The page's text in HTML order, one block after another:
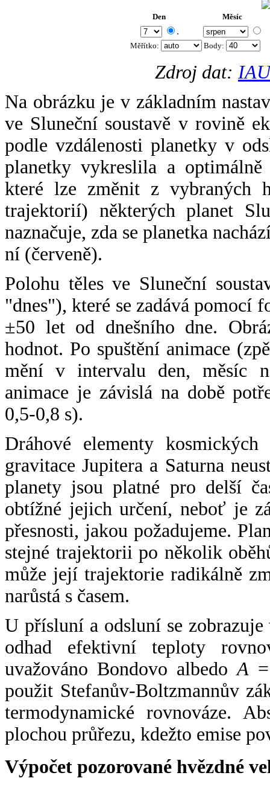
Den Měsíc
.
Měřítko: Body:
Zdroj dat:
Na obrázku je v základním
ve Sluneční soustavě v rovině
podle vzdálenosti planetky v
planetky vykreslila a
které lze změnit z vybraných
trajektorií) některých planet
naznačuje, zda se planetka
ní (červeně).
Polohu těles ve Sluneční
"dnes"), které se zadává pomocí
±50 let od dnešního dne.
hodnot. Po spuštění animace
mění v intervalu den, měsíc
animace je závislá na době
0,5-0,8 s).
Dráhové elementy
gravitace Jupitera a Saturna
planety jsou platné pro delší
obtížné jejich určení, neboť je
přesnosti, jakou požadujeme.
stejné trajektorii po několik
může její trajektorie radikálně
narůstá s časem.
U přísluní a odsluní se
odhad efektivní teploty
uvažováno Bondovo albedoA
použit Stefanův-Boltzmannův
termodynamické rovnováze.
plochou průřezu, kdežto emise
Výpočet pozorované hvězdné